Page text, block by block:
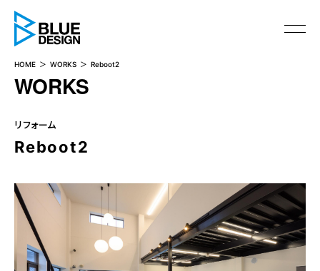
HOME WORKS Reboot2
WORKS
リフォーム
Reboot2